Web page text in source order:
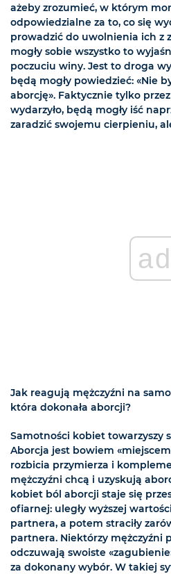
ażeby zrozumieć, w którym
odpowiedzialne za to, co się
prowadzić do uwolnienia ich z
mogły sobie wszystko to
poczuciu winy. Jest to droga
będą mogły powiedzieć: «Nie
aborcję». Faktycznie tylko
wydarzyło, będą mogły iść
zaradzić swojemu cierpieniu,
ad
Jak reagują mężczyźni na
która dokonała aborcji?
Samotności kobiet towarzyszy
Aborcja jest bowiem
rozbicia przymierza i
mężczyźni chcą i uzyskują
kobiet ból aborcji staje się
ofiarnej: uległy wyższej
partnera, a potem straciły
partnera. Niektórzy mężczyźni
odczuwają swoiste
za dokonany wybór. W takiej